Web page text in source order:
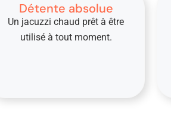
Détente absolue
Un jacuzzi chaud prêt à être
utilisé à tout moment.